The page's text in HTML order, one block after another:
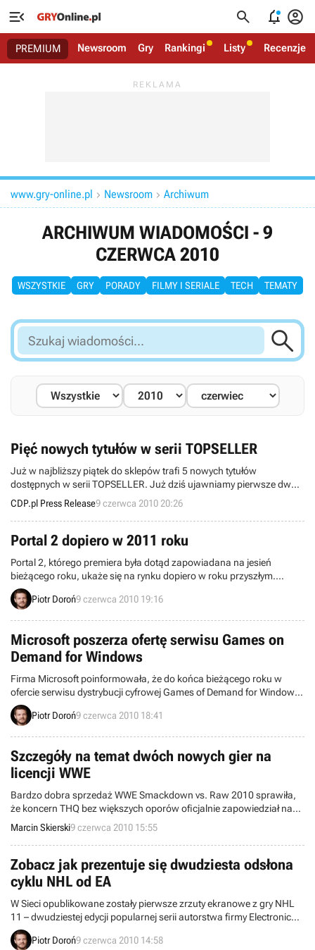
   
PREMIUM Newsroom Gry Rankingi Listy Recenzje
www.gry-online.pl  Newsroom  Archiwum
ARCHIWUM WIADOMOŚCI - 9
CZERWCA 2010
WSZYSTKIE GRY PORADY FILMY I SERIALE TECH TEMATY
Szukaj
wiadomości...

Pięć nowych tytułów w serii TOPSELLER
Już w najbliższy piątek do sklepów trafi 5 nowych tytułów
dostępnych w serii TOPSELLER. Już dziś ujawniamy pierwsze dwa
tytuły: kultowy S.T.A.L.K.E.R.: Czyste Niebo oraz niesamowite
Tropico 3.
CDP.pl Press Release9 czerwca 2010 20:26
Portal 2 dopiero w 2011 roku
Portal 2, którego premiera była dotąd zapowiadana na jesień
bieżącego roku, ukaże się na rynku dopiero w roku przyszłym.
Informację o opóźnieniu debiutu przekazano właśnie za
pośrednictwem oficjalnej notatki prasowej nadesłanej przez Valve i
Piotr Doroń9 czerwca 2010 19:16
Microsoft poszerza ofertę serwisu Games on
Demand for Windows
Firma Microsoft poinformowała, że do końca bieżącego roku w
ofercie serwisu dystrybucji cyfrowej Games of Demand for Windows
pojawi się około 100 nowych tytułów, wśród których znajdą się
również kolejne pozycje pozbawione wsparcia dla usługi Games for
Piotr Doroń9 czerwca 2010 18:41
Szczegóły na temat dwóch nowych gier na
licencji WWE
Bardzo dobra sprzedaż WWE Smackdown vs. Raw 2010 sprawiła,
że koncern THQ bez większych oporów oficjalnie zapowiedział na
początku maja spodziewaną przez wszystkich kontynuację. Dziś
dowiedzieliśmy się kilku szczegółów na jej temat, a także poznaliśmy
zupełnie nową markę, jaka ma trafić na rynek na początku
przyszłego roku – WWE All Stars.
Marcin Skierski9 czerwca 2010 15:55
Zobacz jak prezentuje się dwudziesta odsłona
cyklu NHL od EA
W Sieci opublikowane zostały pierwsze zrzuty ekranowe z gry NHL
11 – dwudziestej edycji popularnej serii autorstwa firmy Electronic
Arts, poświęconej hokejowi na lodzie. Skupiono się w nich przede
wszystkim na ukazaniu wysokiej jakości oprawy graficznej, jaką
Piotr Doroń9 czerwca 2010 14:58